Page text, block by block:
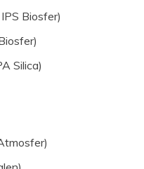
Biosfer)
Silica)